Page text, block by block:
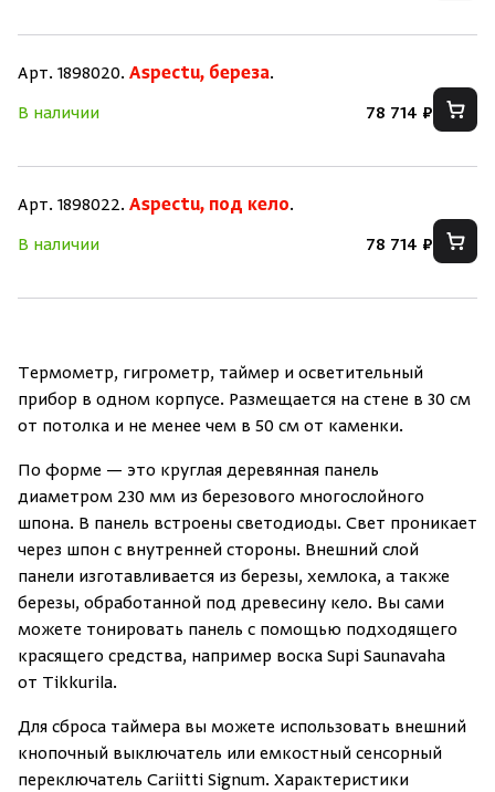
Арт. 1898020. Aspectu, береза.
В наличии
78 714 ₽
Арт. 1898022. Aspectu, под кело.
В наличии
78 714 ₽
Термометр, гигрометр, таймер и осветительный
прибор в одном корпусе. Размещается на стене в 30 см
от потолка и не менее чем в 50 см от каменки.
По форме — это круглая деревянная панель
диаметром 230 мм из березового многослойного
шпона. В панель встроены светодиоды. Свет проникает
через шпон с внутренней стороны. Внешний слой
панели изготавливается из березы, хемлока, а также
березы, обработанной под древесину кело. Вы сами
можете тонировать панель с помощью подходящего
красящего средства, например воска Supi Saunavaha
от Tikkurila.
Для сброса таймера вы можете использовать внешний
кнопочный выключатель или емкостный сенсорный
переключатель Cariitti Signum. Характеристики
Нет аккаунта?Зарегистрироваться
Уже есть аккаунт? Войти